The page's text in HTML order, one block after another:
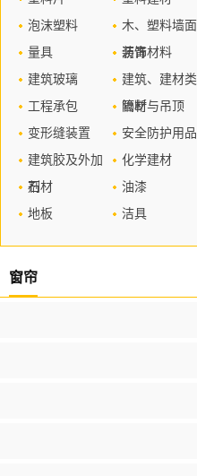
泡沫塑料
木、塑料墙面
装饰材料
量具
沥青
建筑玻璃
建筑、建材类
管材
工程承包
隔断与吊顶
变形缝装置 安全防护用品
建筑胶及外加
剂
化学建材
石材
油漆
地板
洁具
窗帘